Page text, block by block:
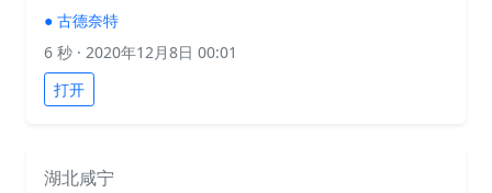
● 古德奈特
6 秒 · 2020年12月8日 00:01
打开
湖北咸宁